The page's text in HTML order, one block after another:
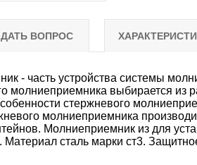
ВОПРОС
- часть устройства системы
молниеприемника выбирается
стержневого
молниеприемника
Молниеприемник из для
сталь марки ст3.